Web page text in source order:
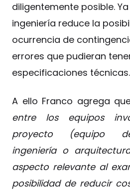
diligentemente posible.
ingeniería reduce la
ocurrencia de
errores que pudieran
especificaciones
A ello Franco agrega
entre los equipos
proyecto (equipo
ingeniería o
aspecto relevante al
posibilidad de reducir